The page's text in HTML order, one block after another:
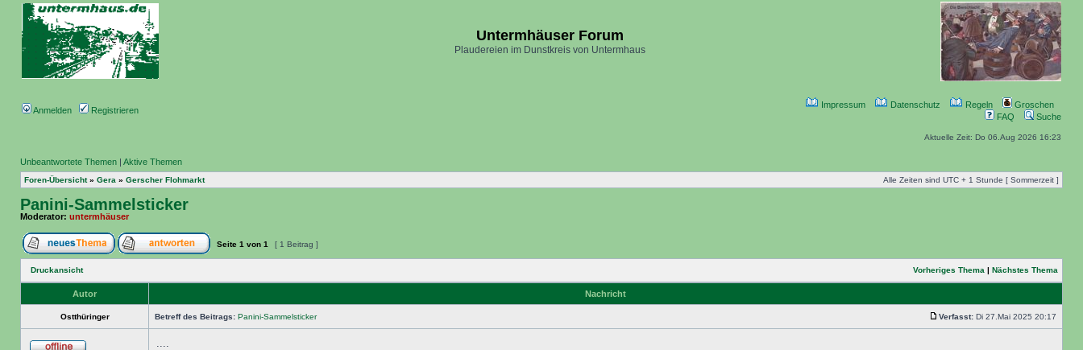
Untermhäuser Forum
Plaudereien im Dunstkreis von Untermhaus
Anmelden Registrieren
Impressum Datenschutz Regeln
Groschen
FAQ
Suche
Aktuelle Zeit: Do 06.Aug 2026 16:23
Unbeantwortete Themen | Aktive Themen
Foren-Übersicht» Gera » Gerscher Flohmarkt Alle Zeiten sind UTC + 1 Stunde [ Sommerzeit ]
Panini-Sammelsticker
Moderator: untermhäuser
Seite 1 von 1 [ 1 Beitrag ]
Druckansicht Vorheriges Thema | Nächstes Thema
Autor Nachricht
Ostthüringer Betreff des Beitrags: Panini-Sammelsticker Verfasst: Di 27.Mai 2025 20:17
....